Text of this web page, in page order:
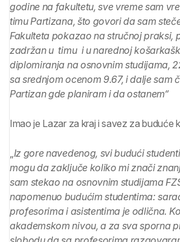
godine na fakultetu, sve vreme sam
timu Partizana, što govori da sam
Fakulteta pokazao na stručnoj praksi,
zadržan u timu i u narednoj
diplomiranja na osnovnim studijama,
sa srednjom ocenom 9.67, i dalje sam
Partizan gde planiram i da ostanem“
Imao je Lazar za kraj i savez za buduće
„Iz gore navedenog, svi budući
mogu da zaključe koliko mi znači
sam stekao na osnovnim studijama
napomenuo budućim studentima:
profesorima i asistentima je odlična.
akademskom nivou, a za sva sporna